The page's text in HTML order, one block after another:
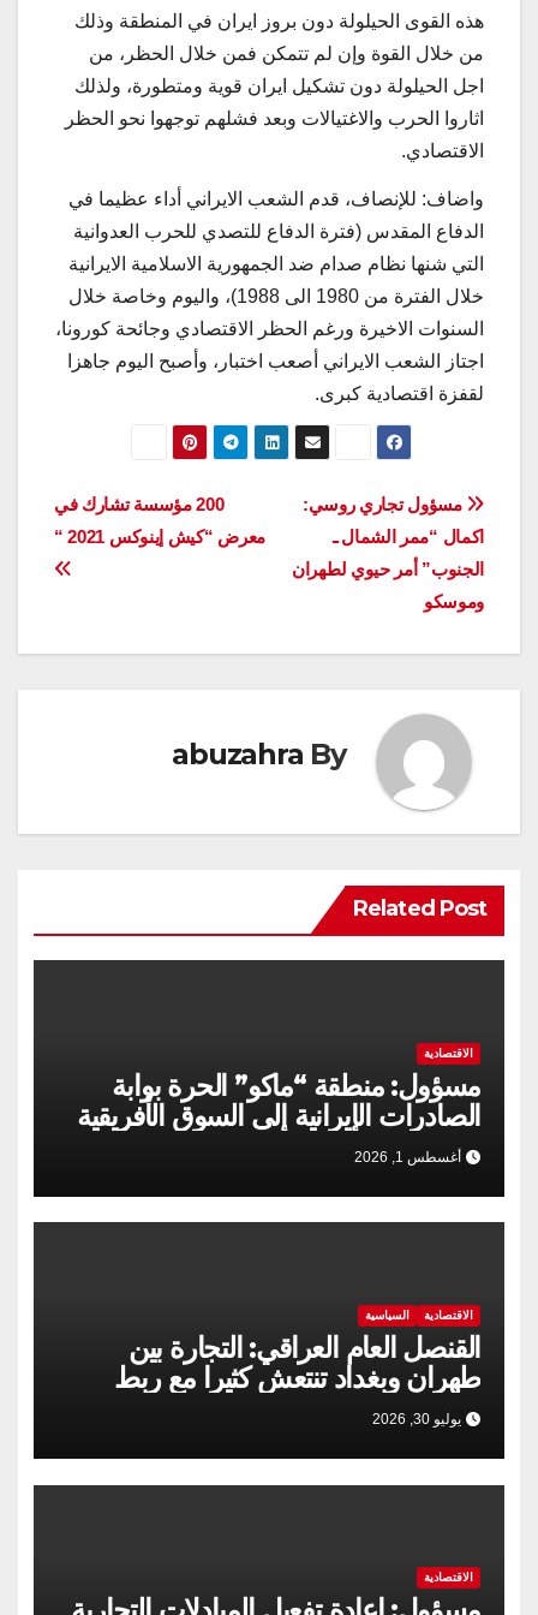
هذه القوى الحيلولة دون بروز ايران في المنطقة وذلك
من خلال القوة وإن لم تتمكن فمن خلال الحظر، من
اجل الحيلولة دون تشكيل ايران قوية ومتطورة، ولذلك
اثاروا الحرب والاغتيالات وبعد فشلهم توجهوا نحو الحظر
الاقتصادي.
واضاف: للإنصاف، قدم الشعب الايراني أداء عظيما في
الدفاع المقدس (فترة الدفاع للتصدي للحرب العدوانية
التي شنها نظام صدام ضد الجمهورية الاسلامية الايرانية
خلال الفترة من 1980 الى 1988)، واليوم وخاصة خلال
السنوات الاخيرة ورغم الحظر الاقتصادي وجائحة كورونا،
اجتاز الشعب الايراني أصعب اختبار، وأصبح اليوم جاهزا
لقفزة اقتصادية كبرى.
تصفّح
المقالات
200 مؤسسة تشارك في
معرض “كيش إينوكس 2021 “
مسؤول تجاري روسي:
اكمال “ممر الشمال ـ
الجنوب” أمر حيوي لطهران
وموسكو
By
abuzahra
Related Post
الاقتصادية
مسؤول: منطقة “ماكو” الحرة بوابة
الصادرات الإيرانية إلى السوق الأفريقية
أغسطس 1, 2026
الاقتصادية السياسية
القنصل العام العراقي: التجارة بين
طهران وبغداد تنتعش كثيرا مع ربط
السكك الحديدية
يوليو 30, 2026
الاقتصادية